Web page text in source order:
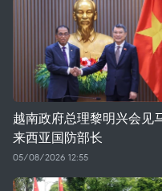
越南政府总理黎明兴会见
来西亚国防部长
05/08/2026 12:55